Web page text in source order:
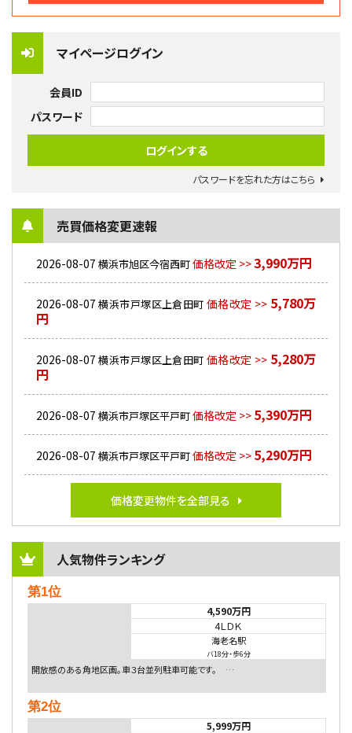
マイページログイン
会員ID
パスワード
パスワードを忘れた方はこちら
売買価格変更速報
2026-08-07 横浜市旭区今宿西町価格改定 >>3,990万円
2026-08-07 横浜市戸塚区上倉田町 価格改定 >> 5,780万
円
2026-08-07 横浜市戸塚区上倉田町 価格改定 >> 5,280万
円
2026-08-07 横浜市戸塚区平戸町価格改定 >> 5,390万円
2026-08-07 横浜市戸塚区平戸町価格改定 >> 5,290万円
価格変更物件を全部見る
人気物件ランキング
第1位
4,590万円
4ＬＤＫ
海老名駅
バ18分・歩6分
開放感のある角地区画。車３台並列駐車可能です。 …
第2位
5,999万円